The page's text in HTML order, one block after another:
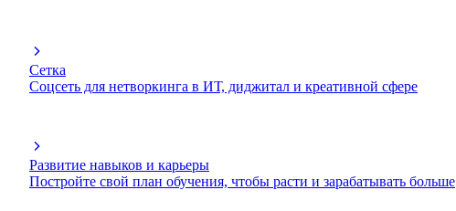
Сетка
Соцсеть для нетворкинга в ИТ, диджитал и креативной сфере
Развитие навыков и карьеры
Постройте свой план обучения, чтобы расти и зарабатывать больше